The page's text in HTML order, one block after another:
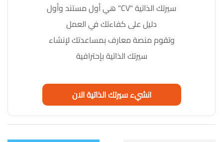
سيرتك الذاتية "CV" هي أول مستند وأول
دليل على كفاءتك في العمل
وتقوم منصة معارف بمساعدتك لإنشاء
سيرتك الذاتية بإحترافية
انشيء سيرتك الذاتية الان